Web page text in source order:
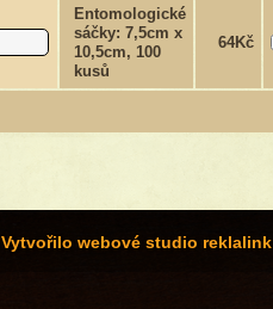
Entomologické
sáčky: 7,5cm x
10,5cm, 100
kusů
64Kč
Vytvořilo webové studio reklalink